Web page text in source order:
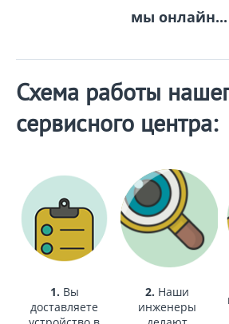
мы онлайн...
Схема работы
сервисного центра:
1. Вы
доставляете
2. Наши
инженеры